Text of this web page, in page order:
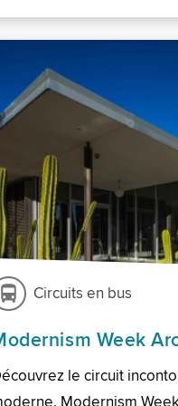
Circuits en bus
Week
le circuit
Modernism